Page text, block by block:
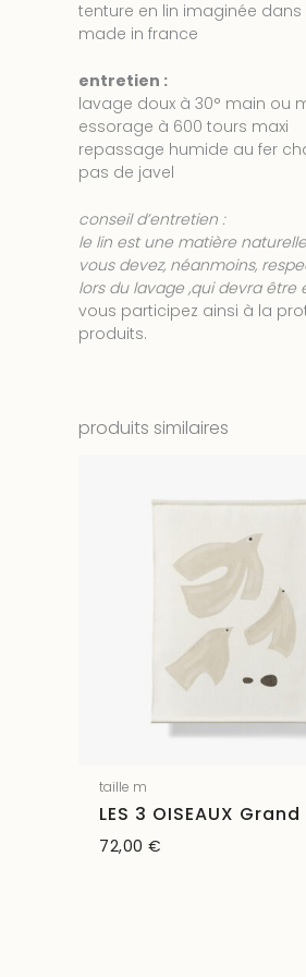
tenture en lin imaginée
made in france
entretien :
lavage doux à 30° main ou
essorage à 600 tours maxi
repassage humide au fer
pas de javel
conseil d’entretien :
le lin est une matière
vous devez, néanmoins,
lors du lavage ,qui devra être
vous participez ainsi à la
produits.
produits similaires
taille m
LES 3 OISEAUX Grand
72,00€